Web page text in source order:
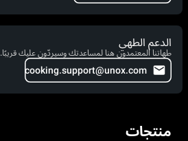
الدعم الطهي
طهاتنا المعتمدون هنا لمساعدتك وسيردّون عليك قريبًا.
cooking.support@unox.com
منتجات